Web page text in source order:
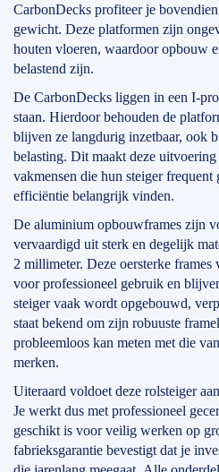
CarbonDecks profiteer je
gewicht. Deze platformen zijn
houten vloeren, waardoor opbouw
belastend zijn.
De CarbonDecks liggen in een I-
staan. Hierdoor behouden de
blijven ze langdurig inzetbaar, ook
belasting. Dit maakt deze
vakmensen die hun steiger frequent
efficiëntie belangrijk vinden.
De aluminium opbouwframes zijn
vervaardigd uit sterk en degelijk
2 millimeter. Deze oersterke frames
voor professioneel gebruik en
steiger vaak wordt opgebouwd,
staat bekend om zijn robuuste
probleemloos kan meten met die
merken.
Uiteraard voldoet deze rolsteiger
Je werkt dus met professioneel
geschikt is voor veilig werken op
fabrieksgarantie bevestigt dat je